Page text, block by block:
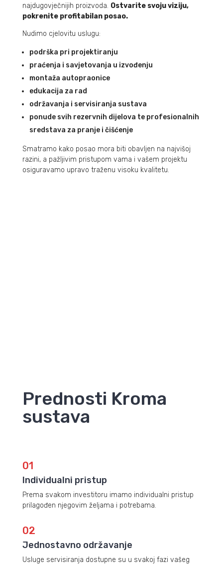
najdugovječnijih proizvoda. Ostvarite svoju viziju,
pokrenite profitabilan posao.
Nudimo cjelovitu uslugu:
podrška pri projektiranju
praćenja i savjetovanja u izvođenju
montaža autopraonice
edukacija za rad
održavanja i servisiranja sustava
ponude svih rezervnih dijelova te profesionalnih
sredstava za pranje i čišćenje
Smatramo kako posao mora biti obavljen na najvišoj
razini, a pažljivim pristupom vama i vašem projektu
osiguravamo upravo traženu visoku kvalitetu.
Prednosti Kroma
sustava
01
Individualni pristup
Prema svakom investitoru imamo individualni pristup
prilagođen njegovim željama i potrebama.
02
Jednostavno održavanje
Usluge servisiranja dostupne su u svakoj fazi vašeg